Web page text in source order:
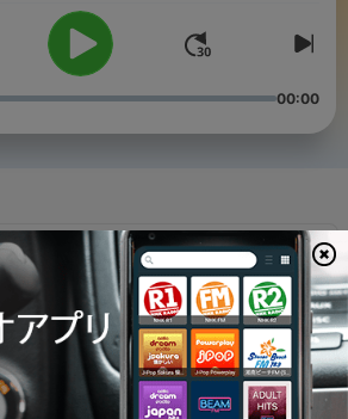
00:00
丸亀じゃんごのオンスト
丸亀じゃんごのオンスト
送 イチオクのオンスト